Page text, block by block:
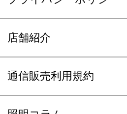
店舗紹介
通信販売利用規約